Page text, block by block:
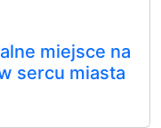
miejsce na
sercu miasta